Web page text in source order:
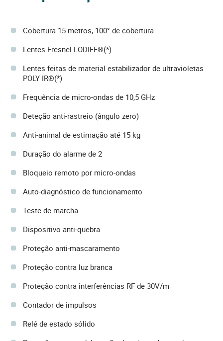
Cobertura 15 metros, 100° de cobertura
Lentes Fresnel LODIFF®(*)
Lentes feitas de material estabilizador de ultravioletas
POLY IR®(*)
Frequência de micro-ondas de 10,5 GHz
Deteção anti-rastreio (ângulo zero)
Anti-animal de estimação até 15 kg
Duração do alarme de 2
Bloqueio remoto por micro-ondas
Auto-diagnóstico de funcionamento
Teste de marcha
Dispositivo anti-quebra
Proteção anti-mascaramento
Proteção contra luz branca
Proteção contra interferências RF de 30V/m
Contador de impulsos
Relé de estado sólido